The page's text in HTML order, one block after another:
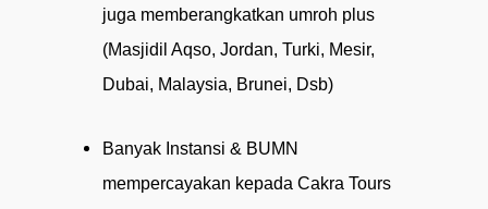
juga memberangkatkan umroh plus
(Masjidil Aqso, Jordan, Turki, Mesir,
Dubai, Malaysia, Brunei, Dsb)
Banyak Instansi & BUMN
mempercayakan kepada Cakra Tours